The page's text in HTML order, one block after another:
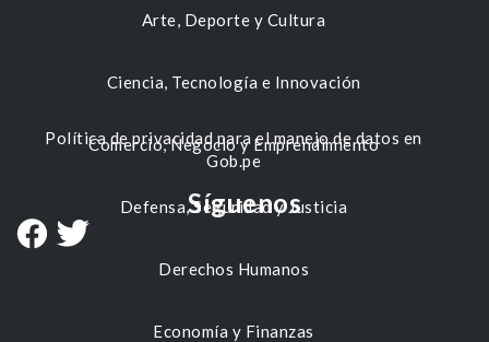
Arte, Deporte y Cultura
Ciencia, Tecnología e Innovación
Comercio, Negocio y Emprendimiento
Defensa, Seguridad y Justicia
Derechos Humanos
Economía y Finanzas
Política de privacidad para el manejo de datos en
Gob.pe
Síguenos